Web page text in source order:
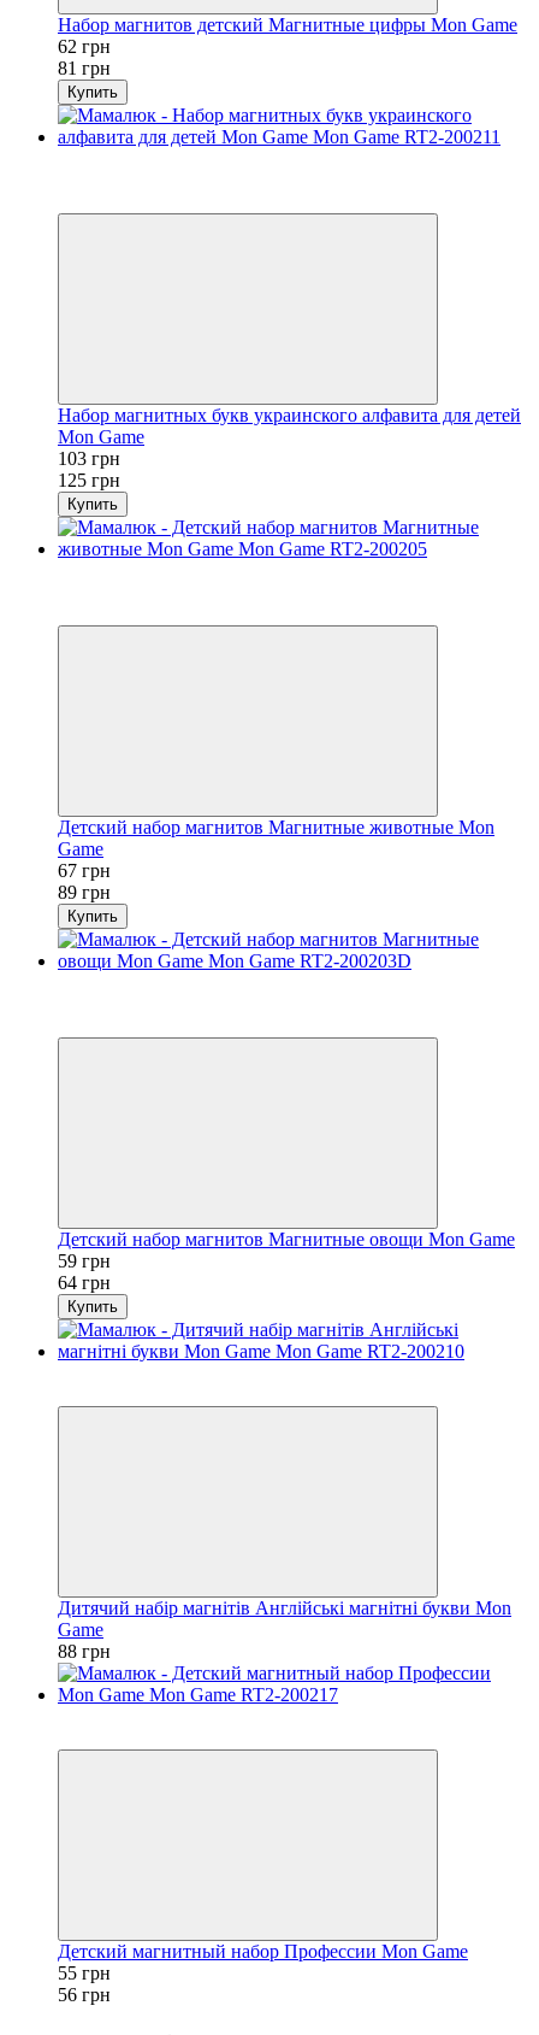
Набор магнитов детский Магнитные цифры Mon Game
62 грн
81 грн
Купить
Набор магнитных букв украинского алфавита для детей
Mon Game
103 грн
125 грн
Купить
Детский набор магнитов Магнитные животные Mon
Game
67 грн
89 грн
Купить
Детский набор магнитов Магнитные овощи Mon Game
59 грн
64 грн
Купить
Дитячий набір магнітів Англійські магнітні букви Mon
Game
88 грн
Детский магнитный набор Профессии Mon Game
55 грн
56 грн